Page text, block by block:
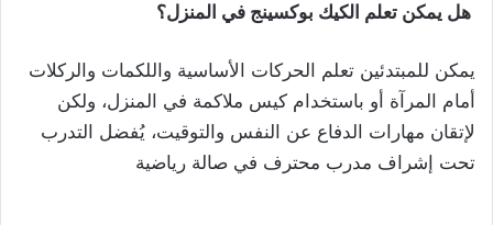
هل يمكن تعلم الكيك بوكسينج في المنزل؟
يمكن للمبتدئين تعلم الحركات الأساسية واللكمات والركلات
أمام المرآة أو باستخدام كيس ملاكمة في المنزل، ولكن
لإتقان مهارات الدفاع عن النفس والتوقيت، يُفضل التدرب
تحت إشراف مدرب محترف في صالة رياضية